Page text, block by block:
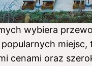
wybiera
cenami oraz